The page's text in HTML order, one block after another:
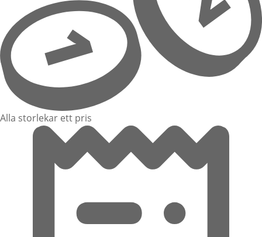
Alla storlekar ett pris